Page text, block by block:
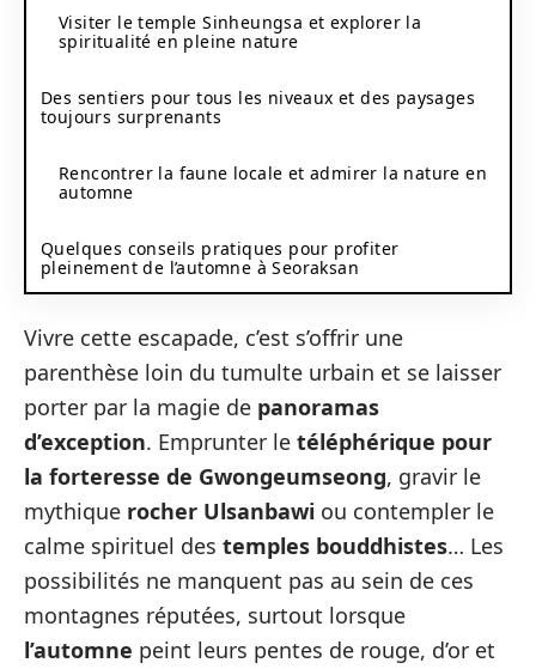
Visiter le temple Sinheungsa et explorer la
spiritualité en pleine nature
Des sentiers pour tous les niveaux et des paysages
toujours surprenants
Rencontrer la faune locale et admirer la nature en
automne
Quelques conseils pratiques pour profiter
pleinement de l’automne à Seoraksan
Vivre cette escapade, c’est s’offrir une
parenthèse loin du tumulte urbain et se laisser
porter par la magie de panoramas
d’exception. Emprunter le téléphérique pour
la forteresse de Gwongeumseong, gravir le
mythique rocher Ulsanbawi ou contempler le
calme spirituel des temples bouddhistes… Les
possibilités ne manquent pas au sein de ces
montagnes réputées, surtout lorsque
l’automne peint leurs pentes de rouge, d’or et